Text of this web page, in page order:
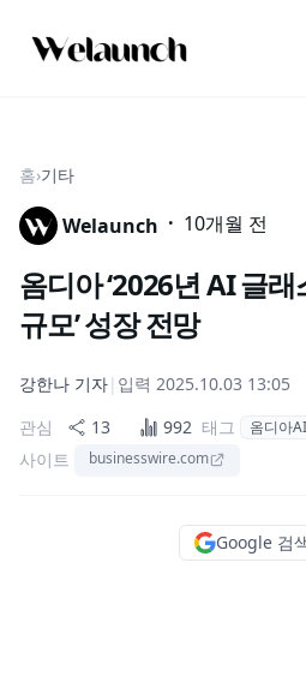
홈›기타
Welaunch · 10개월 전
옴디아 ‘2026년 AI 글
규모’ 성장 전망
강한나 기자| 입력 2025.10.03 13:05
관심
13 992 태그 옴디아
사이트 businesswire.com
Google 검